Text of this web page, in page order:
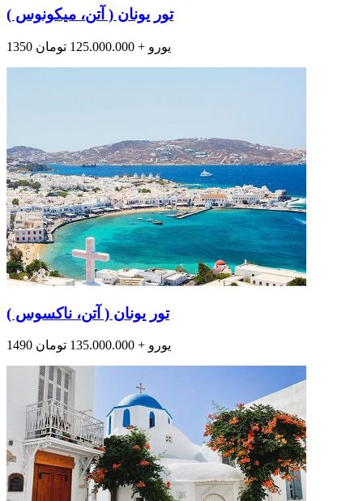
تور یونان ( آتن، میکونوس )
1350 یورو + 125.000.000 تومان
تور یونان ( آتن، ناکسوس )
1490 یورو + 135.000.000 تومان